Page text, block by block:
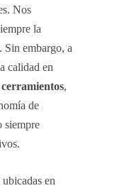
Nos
la
. Sin embargo, a
calidad en
,
de
siempre
en